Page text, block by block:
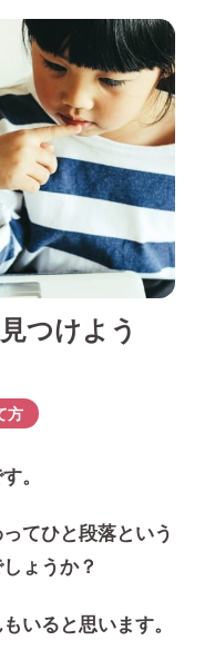
つけよう
方
。
てひと段落という
ょうか？
いると思います。